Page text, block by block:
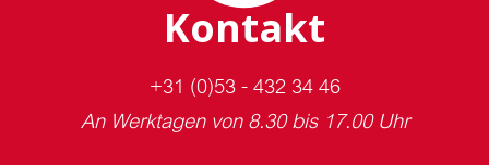
Kontakt
+31 (0)53 - 432 34 46
An Werktagen von 8.30 bis 17.00 Uhr